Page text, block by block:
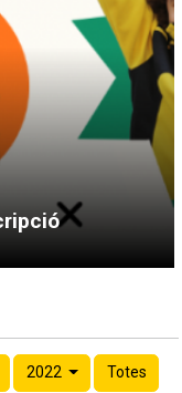
2022 Totes